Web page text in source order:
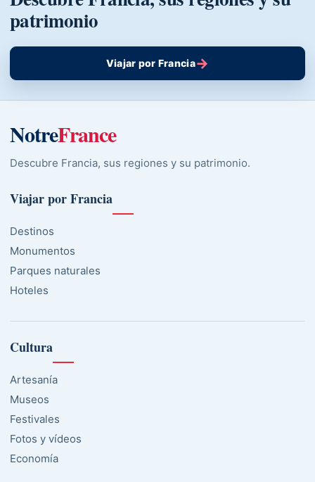
patrimonio
Viajar por Francia→
NotreFrance
Descubre Francia, sus regiones y su patrimonio.
Viajar por Francia
Destinos
Monumentos
Parques naturales
Hoteles
Cultura
Artesanía
Museos
Festivales
Fotos y vídeos
Economía